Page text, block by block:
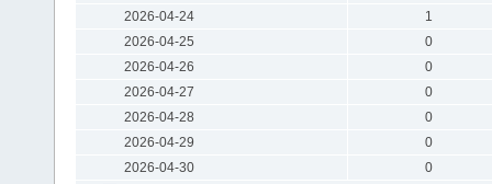
2026-04-24
1
2026-04-25
0
2026-04-26
0
2026-04-27
0
2026-04-28
0
2026-04-29
0
2026-04-30
0